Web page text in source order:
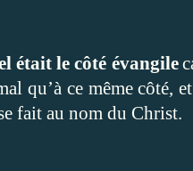
était le côté évangile
qu’à ce même côté,
fait au nom du Christ.